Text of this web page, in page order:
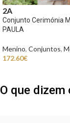
2A
Conjunto Cerimónia
PAULA
Menino, Conjuntos,
172.60€
O que